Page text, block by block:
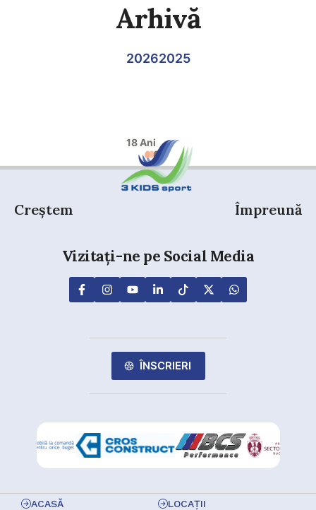
Arhivă
20262025
18 Ani
Creștem Împreună
Vizitați-ne pe Social Media
ÎNSCRIERI
ACASĂ LOCAȚII